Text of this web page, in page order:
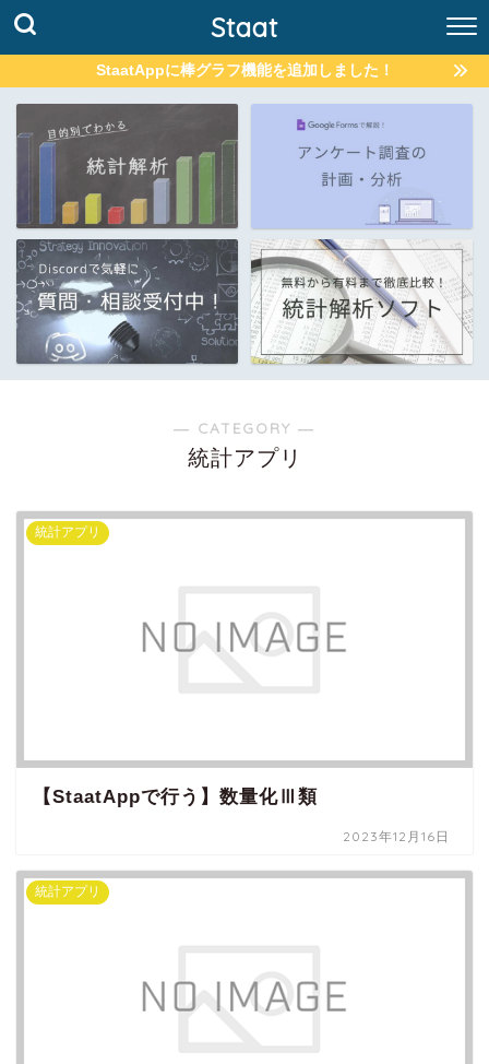
Staat
StaatAppに棒グラフ機能を追加しました！
― CATEGORY ―
統計アプリ
統計アプリ
【StaatAppで行う】数量化Ⅲ類
2023年12月16日
統計アプリ